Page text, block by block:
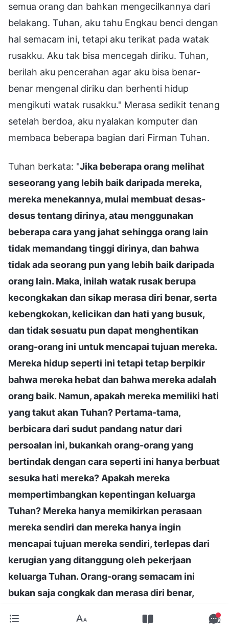
semua orang dan bahkan mengecilkannya dari
belakang. Tuhan, aku tahu Engkau benci dengan
hal semacam ini, tetapi aku terikat pada watak
rusakku. Aku tak bisa mencegah diriku. Tuhan,
berilah aku pencerahan agar aku bisa benar-
benar mengenal diriku dan berhenti hidup
mengikuti watak rusakku." Merasa sedikit tenang
setelah berdoa, aku nyalakan komputer dan
membaca beberapa bagian dari Firman Tuhan.
Tuhan berkata: "Jika beberapa orang melihat
seseorang yang lebih baik daripada mereka,
mereka menekannya, mulai membuat desas-
desus tentang dirinya, atau menggunakan
beberapa cara yang jahat sehingga orang lain
tidak memandang tinggi dirinya, dan bahwa
tidak ada seorang pun yang lebih baik daripada
orang lain. Maka, inilah watak rusak berupa
kecongkakan dan sikap merasa diri benar, serta
kebengkokan, kelicikan dan hati yang busuk,
dan tidak sesuatu pun dapat menghentikan
orang-orang ini untuk mencapai tujuan mereka.
Mereka hidup seperti ini tetapi tetap berpikir
bahwa mereka hebat dan bahwa mereka adalah
orang baik. Namun, apakah mereka memiliki hati
yang takut akan Tuhan? Pertama-tama,
berbicara dari sudut pandang natur dari
persoalan ini, bukankah orang-orang yang
bertindak dengan cara seperti ini hanya berbuat
sesuka hati mereka? Apakah mereka
mempertimbangkan kepentingan keluarga
Tuhan? Mereka hanya memikirkan perasaan
mereka sendiri dan mereka hanya ingin
mencapai tujuan mereka sendiri, terlepas dari
kerugian yang ditanggung oleh pekerjaan
keluarga Tuhan. Orang-orang semacam ini
bukan saja congkak dan merasa diri benar,
tidak mempertimbangkan maksud Tuhan, dan